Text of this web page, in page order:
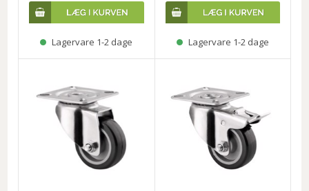
Lagervare 1-2 dage Lagervare 1-2 dage